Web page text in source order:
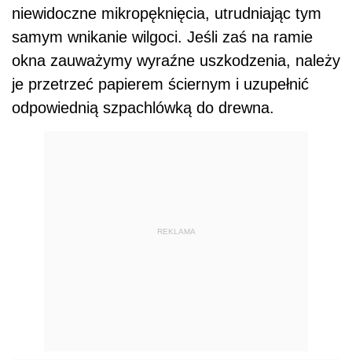
niewidoczne mikropęknięcia, utrudniając tym
samym wnikanie wilgoci. Jeśli zaś na ramie
okna zauważymy wyraźne uszkodzenia, należy
je przetrzeć papierem ściernym i uzupełnić
odpowiednią szpachlówką do drewna.
REKLAMA